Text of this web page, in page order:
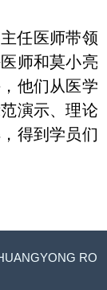
任医师带领
师和莫小亮
他们从医学
演示、理论
得到学员们
RO